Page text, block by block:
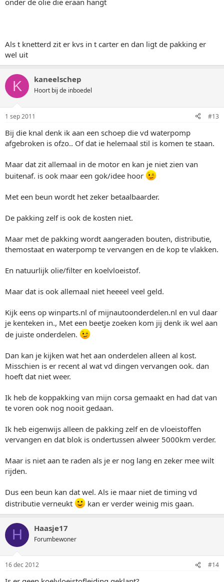
onder de olie die eraan hangt
Als t knetterd zit er kvs in t carter en dan ligt de pakking er
wel uit
K kaneelschep
Hoort bij de inboedel
1 sep 2011 #13
Bij die knal denk ik aan een schoep die vd waterpomp
afgebroken is ofzo.. Of dat ie helemaal stil is komen te staan.
Maar dat zit allemaal in de motor en kan je niet zien van
buitenaf. is ook maar een gok/idee hoor
Met een beun wordt het zeker betaalbaarder.
De pakking zelf is ook de kosten niet.
Maar met de pakking wordt aangeraden bouten, distributie,
themostaat en waterpomp te vervangen en de kop te vlakken.
En natuurlijk olie/filter en koelvloeistof.
Maar dat is ook allemaal niet heeeel veel geld.
Kijk eens op winparts.nl of mijnautoonderdelen.nl en vul daar
je kenteken in., Met een beetje zoeken kom jij denk ik wel aan
de juiste onderdelen.
Dan kan je kijken wat het aan onderdelen alleen al kost.
Misschien is er recent al wat vd dingen vervangen ook. dan
hoeft dat niet weer.
Ik heb de koppakking van mijn corsa gemaakt en had dat van
te voren ook nog nooit gedaan.
Ik heb eigenwijs alleen de pakking zelf en de vloeistoffen
vervangen en dat blok is ondertussen alweer 5000km verder.
Maar is niet aan te raden als je er nog lang en zeker mee wilt
rijden.
Dus een beun kan dat wel. Als ie maar niet de timing vd
distributie verneukt
kan er verder weinig mis gaan.
H Haasje17
Forumbewoner
16 dec 2012 #14